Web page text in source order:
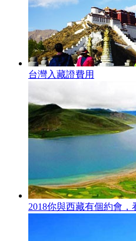
台灣入藏證費用
2018你與西藏有個約會，